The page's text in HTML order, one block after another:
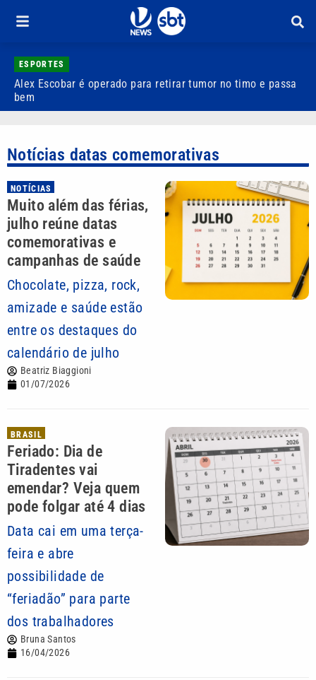
ESPORTES
Alex Escobar é operado para retirar tumor no timo e passa
bem
Notícias datas comemorativas
NOTÍCIAS
Muito além das férias,
julho reúne datas
comemorativas e
campanhas de saúde
Chocolate, pizza, rock,
amizade e saúde estão
entre os destaques do
calendário de julho
Beatriz Biaggioni
01/07/2026
BRASIL
Feriado: Dia de
Tiradentes vai
emendar? Veja quem
pode folgar até 4 dias
Data cai em uma terça-
feira e abre
possibilidade de
“feriadão” para parte
dos trabalhadores
Bruna Santos
16/04/2026